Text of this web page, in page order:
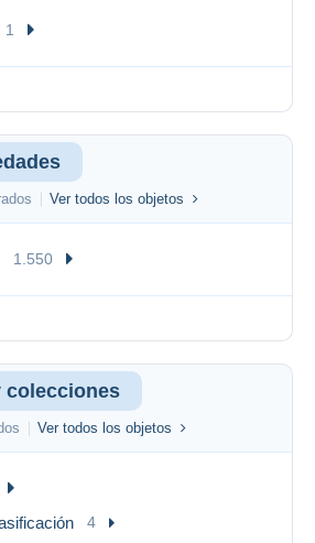
1
Ver todos los objetos
1.550
colecciones
Ver todos los objetos
4